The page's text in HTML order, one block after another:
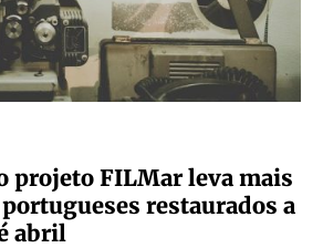
projeto FILMar leva mais
restaurados a
abril